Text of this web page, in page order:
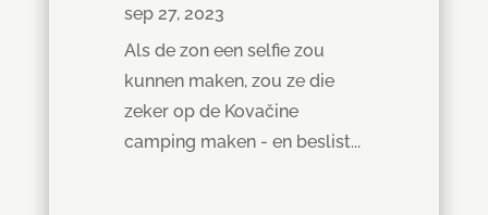
sep 27, 2023
Als de zon een selfie zou
kunnen maken, zou ze die
zeker op de Kovačine
camping maken - en beslist...